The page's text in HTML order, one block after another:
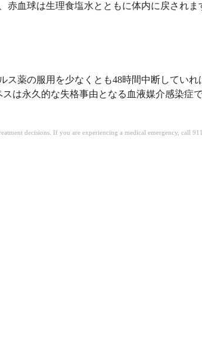
血球は生理食塩水とともに体内に戻されま
薬の服用を少なくとも48時間中断してい
は永久的な失格事由となる血液媒介感染症
decisions. If you are experiencing a medical emergency, call